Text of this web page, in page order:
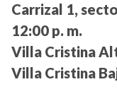
Carrizal 1,
12:00 p. m.
Villa Cristina
Villa Cristina